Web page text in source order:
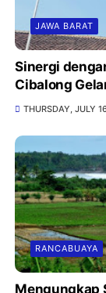
JAWA BARAT
Sinergi
Cibalong
THURSDAY, JULY
RANCABUAYA
Mengungkap